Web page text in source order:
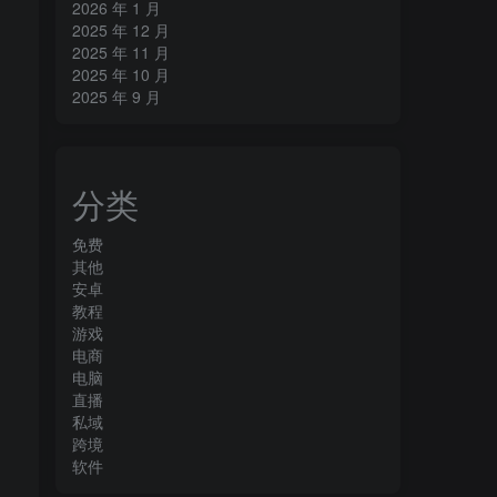
2026 年 1 月
2025 年 12 月
2025 年 11 月
2025 年 10 月
2025 年 9 月
分类
免费
其他
安卓
教程
游戏
电商
电脑
直播
私域
跨境
软件